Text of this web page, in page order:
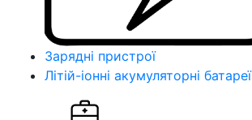
Зарядні пристрої
Літій-іонні акумуляторні батареї